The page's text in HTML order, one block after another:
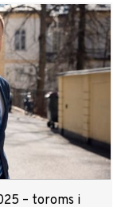
– toroms i